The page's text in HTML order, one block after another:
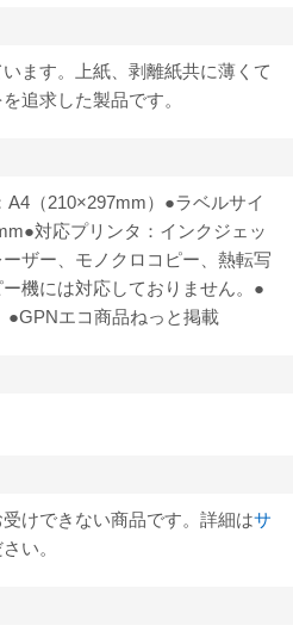
ます。上紙、剥離紙共に薄くて
追求した製品です。
（210×297mm）●ラベルサイ
対応プリンタ：インクジェッ
ザー、モノクロコピー、熱転写
機には対応しておりません。●
●GPNエコ商品ねっと掲載
けできない商品です。詳細はサ
い。